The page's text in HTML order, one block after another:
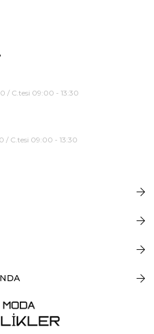
/ C.tesi 09:00 - 13:30
/ C.tesi 09:00 - 13:30